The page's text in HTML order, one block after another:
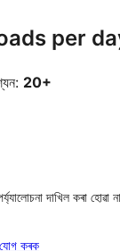
per
20+
দাখিল কৰা হোৱা
যোগ কৰক